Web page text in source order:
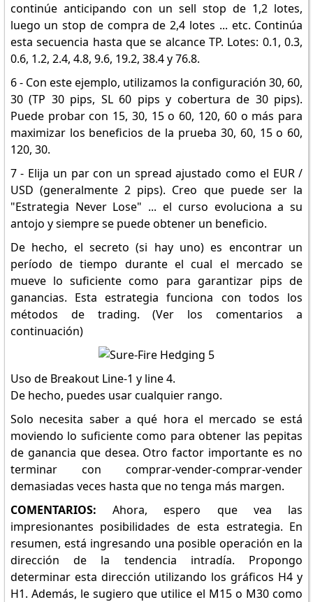
continúe anticipando con un sell stop de 1,2 lotes,
luego un stop de compra de 2,4 lotes ... etc. Continúa
esta secuencia hasta que se alcance TP. Lotes: 0.1, 0.3,
0.6, 1.2, 2.4, 4.8, 9.6, 19.2, 38.4 y 76.8.
6 - Con este ejemplo, utilizamos la configuración 30, 60,
30 (TP 30 pips, SL 60 pips y cobertura de 30 pips).
Puede probar con 15, 30, 15 o 60, 120, 60 o más para
maximizar los beneficios de la prueba 30, 60, 15 o 60,
120, 30.
7 - Elija un par con un spread ajustado como el EUR /
USD (generalmente 2 pips). Creo que puede ser la
"Estrategia Never Lose" ... el curso evoluciona a su
antojo y siempre se puede obtener un beneficio.
De hecho, el secreto (si hay uno) es encontrar un
período de tiempo durante el cual el mercado se
mueve lo suficiente como para garantizar pips de
ganancias. Esta estrategia funciona con todos los
métodos de trading. (Ver los comentarios a
continuación)
Uso de Breakout Line-1 y line 4.
De hecho, puedes usar cualquier rango.
Solo necesita saber a qué hora el mercado se está
moviendo lo suficiente como para obtener las pepitas
de ganancia que desea. Otro factor importante es no
terminar con comprar-vender-comprar-vender
demasiadas veces hasta que no tenga más margen.
COMENTARIOS: Ahora, espero que vea las
impresionantes posibilidades de esta estrategia. En
resumen, está ingresando una posible operación en la
dirección de la tendencia intradía. Propongo
determinar esta dirección utilizando los gráficos H4 y
H1. Además, le sugiero que utilice el M15 o M30 como